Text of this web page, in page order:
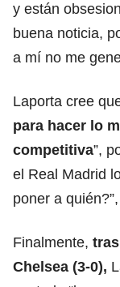
y están
buena noticia,
a mí no me
Laporta cree
para hacer lo
competitiva”,
el Real Madrid
poner a
Finalmente,
Chelsea (3-0),